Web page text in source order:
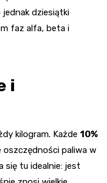
dziesiątki
faz alfa, beta i
i
kilogram. Każde 10%
paliwa w
się tu idealnie: jest